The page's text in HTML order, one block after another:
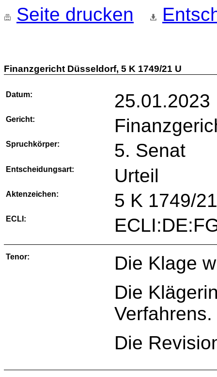
Seite drucken
Finanzgericht Düsseldorf, 5 K 1749/21 U
Datum: 25.01.2023
Gericht:
Spruchkörper: 5. Senat
Entscheidungsart: Urteil
Aktenzeichen: 5 K 1749/
ECLI:
Tenor:
Die Klage
Die
Verfahrens.
Die